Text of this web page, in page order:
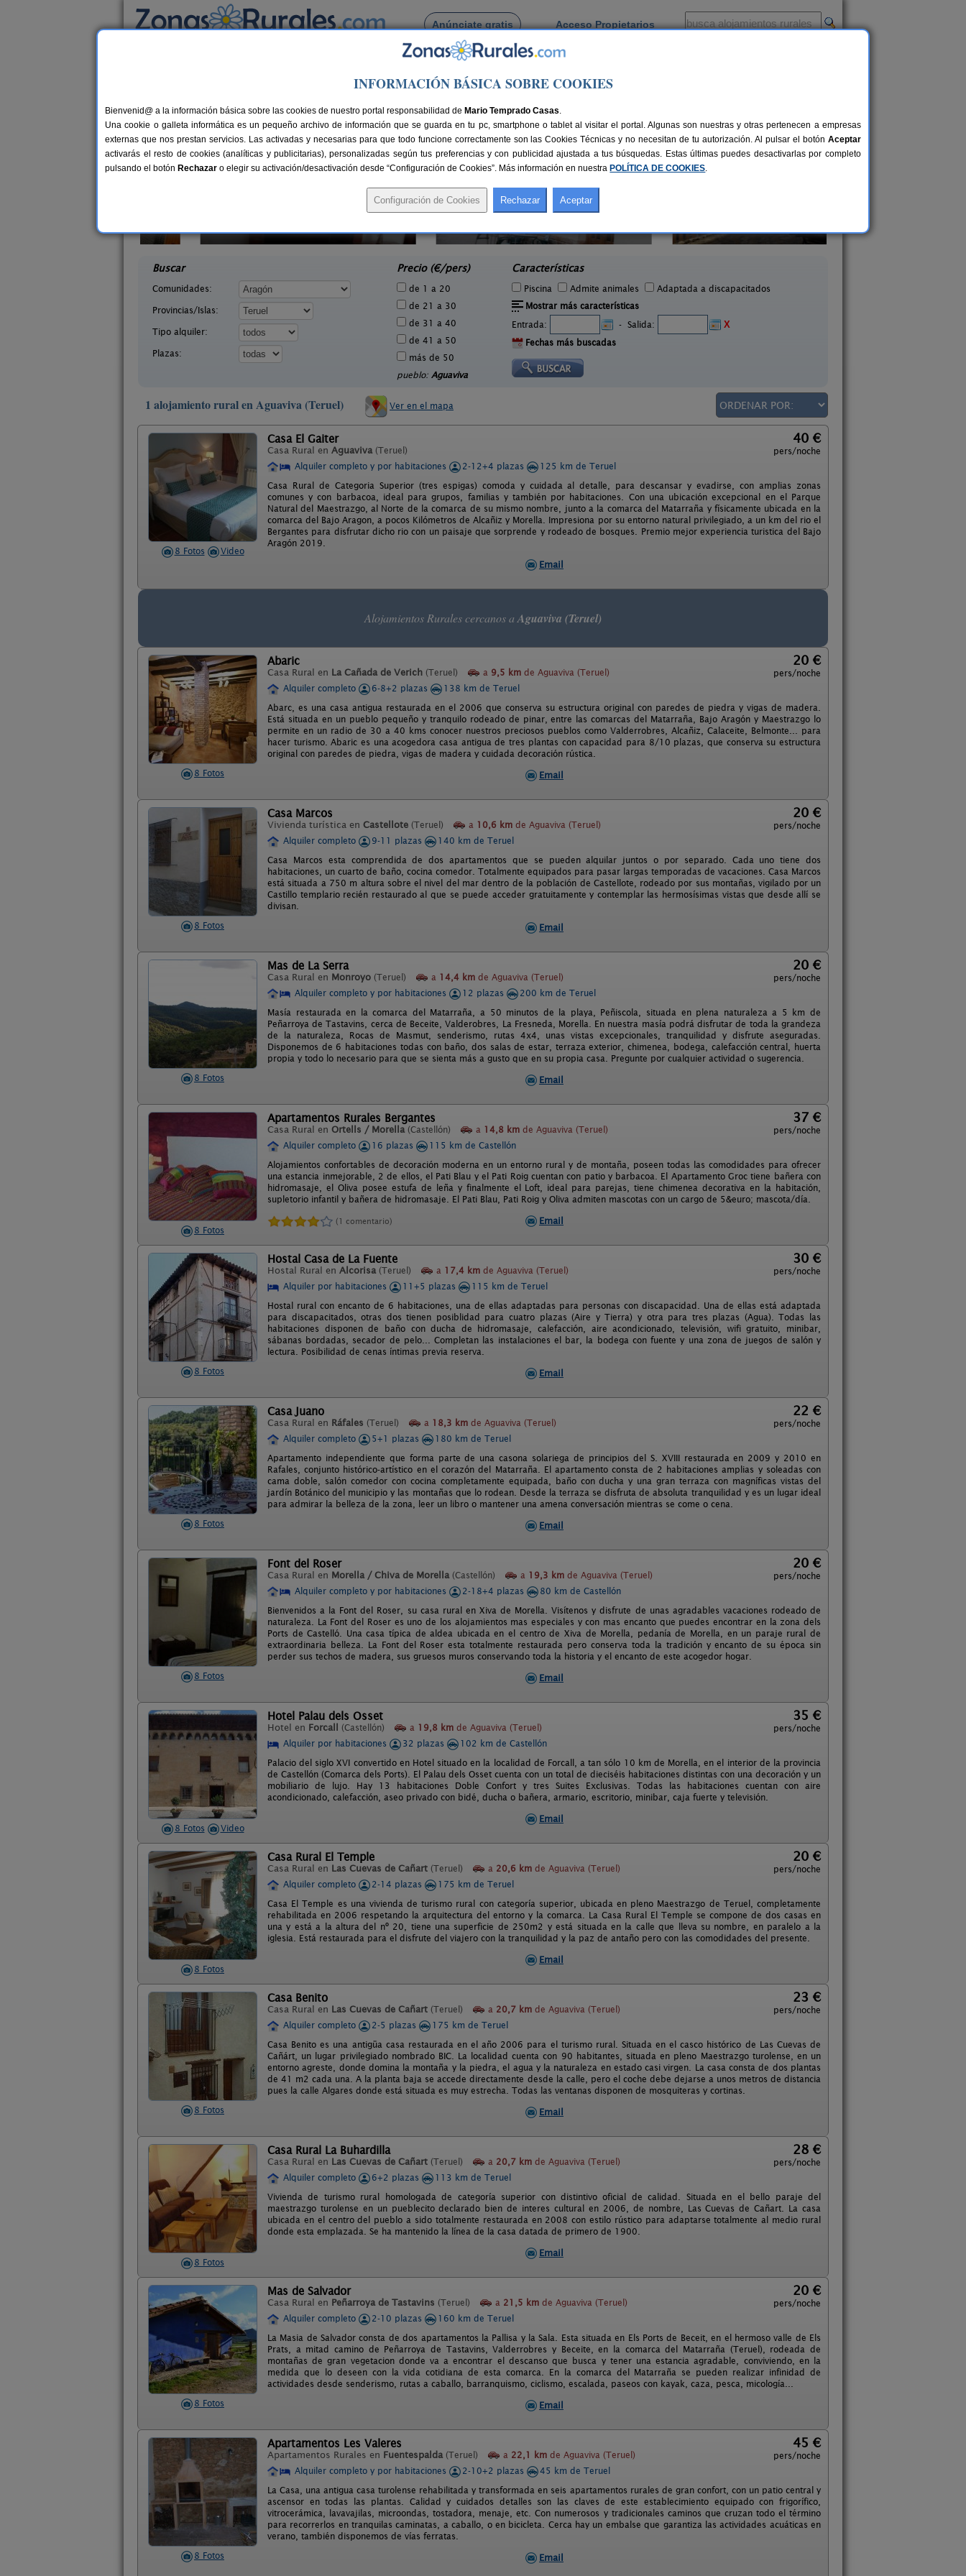
Anúnciate gratis Acceso Propietarios
Busca por pueblo
Casas Rurales en Aguaviva
30 €
Fonda Josefina
Buscar
Comunidades:
Provincias/Islas:
Tipo alquiler:
Plazas:
Precio (€/pers)
de 1 a 20
de 21 a 30
de 31 a 40
de 41 a 50
más de 50
pueblo: Aguaviva
Características
Piscina Admite animales
Adaptada a discapacitados
Mostrar más características
Entrada:
- Salida:
X
Fechas más buscadas
1 alojamiento rural en Aguaviva (Teruel) Ver en el mapa
8 Fotos Video
Casa El Gaiter
Casa Rural en Aguaviva (Teruel)
40 €
pers/noche
Alquiler completo y por habitaciones
2-12+4 plazas
125 km de Teruel
Casa Rural de Categoria Superior (tres espigas) comoda y cuidada al detalle, para descansar y evadirse, con amplias zonas
comunes y con barbacoa, ideal para grupos, familias y también por habitaciones. Con una ubicación excepcional en el Parque
Natural del Maestrazgo, al Norte de la comarca de su mismo nombre, junto a la comarca del Matarraña y físicamente ubicada en la
comarca del Bajo Aragon, a pocos Kilómetros de Alcañiz y Morella. Impresiona por su entorno natural privilegiado, a un km del rio el
Bergantes para disfrutar dicho rio con un paisaje que sorprende y rodeado de bosques. Premio mejor experiencia turistica del Bajo
Aragón 2019.
Email
Alojamientos Rurales cercanos a Aguaviva (Teruel)
8 Fotos
Abaric
Casa Rural en La Cañada de Verich (Teruel) a 9,5 km de Aguaviva (Teruel)
20 €
pers/noche
Alquiler completo
6-8+2 plazas
138 km de Teruel
Abarc, es una casa antigua restaurada en el 2006 que conserva su estructura original con paredes de piedra y vigas de madera.
Está situada en un pueblo pequeño y tranquilo rodeado de pinar, entre las comarcas del Matarraña, Bajo Aragón y Maestrazgo lo
permite en un radio de 30 a 40 kms conocer nuestros preciosos pueblos como Valderrobres, Alcañiz, Calaceite, Belmonte... para
hacer turismo. Abaric es una acogedora casa antigua de tres plantas con capacidad para 8/10 plazas, que conserva su estructura
original con paredes de piedra, vigas de madera y cuidada decoración rústica.
Email
8 Fotos
Casa Marcos
Vivienda turística en Castellote (Teruel) a 10,6 km de Aguaviva (Teruel)
20 €
pers/noche
Alquiler completo
9-11 plazas
140 km de Teruel
Casa Marcos esta comprendida de dos apartamentos que se pueden alquilar juntos o por separado. Cada uno tiene dos
habitaciones, un cuarto de baño, cocina comedor. Totalmente equipados para pasar largas temporadas de vacaciones. Casa Marcos
está situada a 750 m altura sobre el nivel del mar dentro de la población de Castellote, rodeado por sus montañas, vigilado por un
Castillo templario recién restaurado al que se puede acceder gratuitamente y contemplar las hermosísimas vistas que desde allí se
divisan.
Email
8 Fotos
Mas de La Serra
Casa Rural en Monroyo (Teruel) a 14,4 km de Aguaviva (Teruel)
20 €
pers/noche
Alquiler completo y por habitaciones
12 plazas
200 km de Teruel
Masía restaurada en la comarca del Matarraña, a 50 minutos de la playa, Peñiscola, situada en plena naturaleza a 5 km de
Peñarroya de Tastavins, cerca de Beceite, Valderobres, La Fresneda, Morella. En nuestra masía podrá disfrutar de toda la grandeza
de la naturaleza, Rocas de Masmut, senderismo, rutas 4x4, unas vistas excepcionales, tranquilidad y disfrute aseguradas.
Disponemos de 6 habitaciones todas con baño, dos salas de estar, terraza exterior, chimenea, bodega, calefacción central, huerta
propia y todo lo necesario para que se sienta más a gusto que en su propia casa. Pregunte por cualquier actividad o sugerencia.
Email
8 Fotos
Apartamentos Rurales Bergantes
Casa Rural en Ortells / Morella (Castellón) a 14,8 km de Aguaviva (Teruel)
37 €
pers/noche
Alquiler completo
16 plazas
115 km de Castellón
Alojamientos confortables de decoración moderna en un entorno rural y de montaña, poseen todas las comodidades para ofrecer
una estancia inmejorable, 2 de ellos, el Pati Blau y el Pati Roig cuentan con patio y barbacoa. El Apartamento Groc tiene bañera con
hidromasaje, el Oliva posee estufa de leña y finalmente el Loft, ideal para parejas, tiene chimenea decorativa en la habitación,
supletorio infantil y bañera de hidromasaje. El Pati Blau, Pati Roig y Oliva admiten mascotas con un cargo de 5&euro; mascota/día.
(1 comentario) Email
8 Fotos
Hostal Casa de La Fuente
Hostal Rural en Alcorisa (Teruel) a 17,4 km de Aguaviva (Teruel)
30 €
pers/noche
Alquiler por habitaciones
11+5 plazas
115 km de Teruel
Hostal rural con encanto de 6 habitaciones, una de ellas adaptadas para personas con discapacidad. Una de ellas está adaptada
para discapacitados, otras dos tienen posiblidad para cuatro plazas (Aire y Tierra) y otra para tres plazas (Agua). Todas las
habitaciones disponen de baño con ducha de hidromasaje, calefacción, aire acondicionado, televisión, wifi gratuito, minibar,
sábanas bordadas, secador de pelo... Completan las instalaciones el bar, la bodega con fuente y una zona de juegos de salón y
lectura. Posibilidad de cenas íntimas previa reserva.
Email
8 Fotos
Casa Juano
Casa Rural en Ráfales (Teruel) a 18,3 km de Aguaviva (Teruel)
22 €
pers/noche
Alquiler completo
5+1 plazas
180 km de Teruel
Apartamento independiente que forma parte de una casona solariega de principios del S. XVIII restaurada en 2009 y 2010 en
Rafales, conjunto histórico-artístico en el corazón del Matarraña. El apartamento consta de 2 habitaciones amplias y soleadas con
cama doble, salón comedor con cocina completamente equipada, baño con ducha y una gran terraza con magníficas vistas del
jardín Botánico del municipio y las montañas que lo rodean. Desde la terraza se disfruta de absoluta tranquilidad y es un lugar ideal
para admirar la belleza de la zona, leer un libro o mantener una amena conversación mientras se come o cena.
Email
8 Fotos
Font del Roser
Casa Rural en Morella / Chiva de Morella (Castellón) a 19,3 km de Aguaviva (Teruel)
20 €
pers/noche
Alquiler completo y por habitaciones
2-18+4 plazas
80 km de Castellón
Bienvenidos a la Font del Roser, su casa rural en Xiva de Morella. Visítenos y disfrute de unas agradables vacaciones rodeado de
naturaleza. La Font del Roser es uno de los alojamientos mas especiales y con mas encanto que puedes encontrar en la zona dels
Ports de Castelló. Una casa típica de aldea ubicada en el centro de Xiva de Morella, pedanía de Morella, en un paraje rural de
extraordinaria belleza. La Font del Roser esta totalmente restaurada pero conserva toda la tradición y encanto de su época sin
perder sus techos de madera, sus gruesos muros conservando toda la historia y el encanto de este acogedor hogar.
Email
8 Fotos Video
Hotel Palau dels Osset
Hotel en Forcall (Castellón) a 19,8 km de Aguaviva (Teruel)
35 €
pers/noche
Alquiler por habitaciones
32 plazas
102 km de Castellón
Palacio del siglo XVI convertido en Hotel situado en la localidad de Forcall, a tan sólo 10 km de Morella, en el interior de la provincia
de Castellón (Comarca dels Ports). El Palau dels Osset cuenta con un total de dieciséis habitaciones distintas con una decoración y un
mobiliario de lujo. Hay 13 habitaciones Doble Confort y tres Suites Exclusivas. Todas las habitaciones cuentan con aire
acondicionado, calefacción, aseo privado con bidé, ducha o bañera, armario, escritorio, minibar, caja fuerte y televisión.
Email
8 Fotos
Casa Rural El Temple
Casa Rural en Las Cuevas de Cañart (Teruel) a 20,6 km de Aguaviva (Teruel)
20 €
pers/noche
Alquiler completo
2-14 plazas
175 km de Teruel
Casa El Temple es una vivienda de turismo rural con categoría superior, ubicada en pleno Maestrazgo de Teruel, completamente
rehabilitada en 2006 respetando la arquitectura del entorno y la comarca. La Casa Rural El Temple se compone de dos casas en
una y está a la altura del nº 20, tiene una superficie de 250m2 y está situada en la calle que lleva su nombre, en paralelo a la
iglesia. Está restaurada para el disfrute del viajero con la tranquilidad y la paz de antaño pero con las comodidades del presente.
Email
8 Fotos
Casa Benito
Casa Rural en Las Cuevas de Cañart (Teruel) a 20,7 km de Aguaviva (Teruel)
23 €
pers/noche
Alquiler completo
2-5 plazas
175 km de Teruel
Casa Benito es una antigüa casa restaurada en el año 2006 para el turismo rural. Situada en el casco histórico de Las Cuevas de
Cañárt, un lugar privilegiado nombrado BIC. La localidad cuenta con 90 habitantes, situada en pleno Maestrazgo turolense, en un
entorno agreste, donde domina la montaña y la piedra, el agua y la naturaleza en estado casi virgen. La casa consta de dos plantas
de 41 m2 cada una. A la planta baja se accede directamente desde la calle, pero el coche debe dejarse a unos metros de distancia
pues la calle Algares donde está situada es muy estrecha. Todas las ventanas disponen de mosquiteras y cortinas.
Email
8 Fotos
Casa Rural La Buhardilla
Casa Rural en Las Cuevas de Cañart (Teruel) a 20,7 km de Aguaviva (Teruel)
28 €
pers/noche
Alquiler completo
6+2 plazas
113 km de Teruel
Vivienda de turismo rural homologada de categoría superior con distintivo oficial de calidad. Situada en el bello paraje del
maestrazgo turolense en un pueblecito declarado bien de interes cultural en 2006, de nombre, Las Cuevas de Cañart. La casa
ubicada en el centro del pueblo a sido totalmente restaurada en 2008 con estilo rústico para adaptarse totalmente al medio rural
donde esta emplazada. Se ha mantenido la línea de la casa datada de primero de 1900.
Email
8 Fotos
Mas de Salvador
Casa Rural en Peñarroya de Tastavins (Teruel) a 21,5 km de Aguaviva (Teruel)
20 €
pers/noche
Alquiler completo
2-10 plazas
160 km de Teruel
La Masia de Salvador consta de dos apartamentos la Pallisa y la Sala. Esta situada en Els Ports de Beceit, en el hermoso valle de Els
Prats, a mitad camino de Peñarroya de Tastavins, Valderrobres y Beceite, en la comarca del Matarraña (Teruel), rodeada de
montañas de gran vegetacion donde va a encontrar el descanso que busca y tener una estancia agradable, conviviendo, en la
medida que lo deseen con la vida cotidiana de esta comarca. En la comarca del Matarraña se pueden realizar infinidad de
actividades desde senderismo, rutas a caballo, barranquismo, ciclismo, escalada, paseos con kayak, caza, pesca, micología...
Email
8 Fotos
Apartamentos Les Valeres
Apartamentos Rurales en Fuentespalda (Teruel) a 22,1 km de Aguaviva (Teruel)
45 €
pers/noche
Alquiler completo y por habitaciones
2-10+2 plazas
45 km de Teruel
La Casa, una antigua casa turolense rehabilitada y transformada en seis apartamentos rurales de gran confort, con un patio central y
ascensor en todas las plantas. Calidad y cuidados detalles son las claves de este establecimiento equipado con frigorífico,
vitrocerámica, lavavajilas, microondas, tostadora, menaje, etc. Con numerosos y tradicionales caminos que cruzan todo el término
para recorrerlos en tranquilas caminatas, a caballo, o en bicicleta. Cerca hay un embalse que garantiza las actividades acuáticas en
verano, también disponemos de vías ferratas.
Email
INFORMACIÓN BÁSICA SOBRE COOKIES
Bienvenid@ a la información básica sobre las cookies de nuestro portal responsabilidad de Mario Temprado Casas.
Una cookie o galleta informática es un pequeño archivo de información que se guarda en tu pc, smartphone o tablet al visitar el portal. Algunas son nuestras y otras pertenecen a empresas
externas que nos prestan servicios. Las activadas y necesarias para que todo funcione correctamente son las Cookies Técnicas y no necesitan de tu autorización. Al pulsar el botón Aceptar
activarás el resto de cookies (analíticas y publicitarias), personalizadas según tus preferencias y con publicidad ajustada a tus búsquedas. Estas últimas puedes desactivarlas por completo
pulsando el botón Rechazar o elegir su activación/desactivación desde “Configuración de Cookies”. Más información en nuestra POLÍTICA DE COOKIES.